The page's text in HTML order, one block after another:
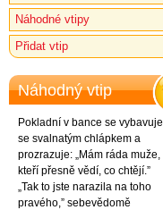
Náhodné vtipy
Přidat vtip
Náhodný vtip
Pokladní v bance se vybavuje
se svalnatým chlápkem a
prozrazuje: „Mám ráda muže,
kteří přesně vědí, co chtějí.”
„Tak to jste narazila na toho
pravého,” sebevědomě